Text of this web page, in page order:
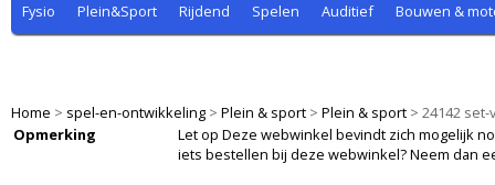
Fysio Plein&Sport Rijdend Spelen Auditief Bouwen &
Home > spel-en-ontwikkeling > Plein & sport > Plein & sport > 24142 set-
Opmerking
Let op Deze webwinkel bevindt zich mogelijk
iets bestellen bij deze webwinkel? Neem dan